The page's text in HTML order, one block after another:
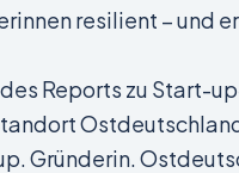
resilient – und
Reports zu Start-
Gründerin.